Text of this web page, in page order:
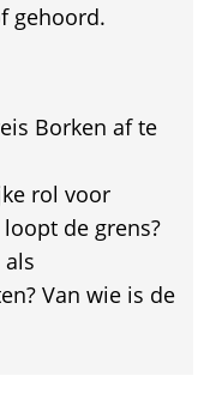
gehoord.
Borken af te
rol voor
de grens?
Van wie is de